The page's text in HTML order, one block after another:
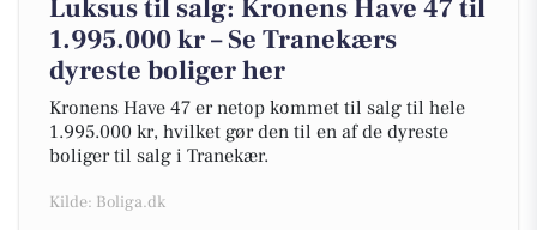
Luksus til salg: Kronens Have 47 til
1.995.000 kr – Se Tranekærs
dyreste boliger her
Kronens Have 47 er netop kommet til salg til hele
1.995.000 kr, hvilket gør den til en af de dyreste
boliger til salg i Tranekær.
Kilde: Boliga.dk